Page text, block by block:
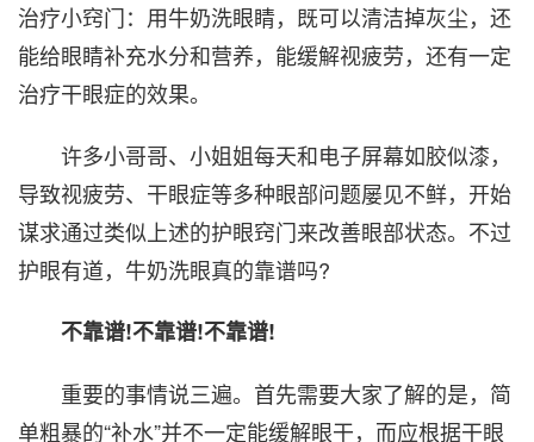
治疗小窍门：用牛奶洗眼睛，既可以清洁掉灰尘，还
能给眼睛补充水分和营养，能缓解视疲劳，还有一定
治疗干眼症的效果。
许多小哥哥、小姐姐每天和电子屏幕如胶似漆，
导致视疲劳、干眼症等多种眼部问题屡见不鲜，开始
谋求通过类似上述的护眼窍门来改善眼部状态。不过
护眼有道，牛奶洗眼真的靠谱吗?
不靠谱!不靠谱!不靠谱!
重要的事情说三遍。首先需要大家了解的是，简
单粗暴的“补水”并不一定能缓解眼干，而应根据干眼